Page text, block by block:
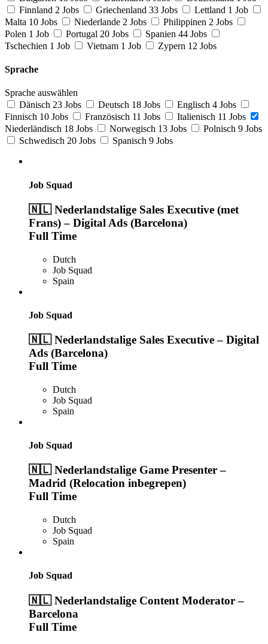
Finnland 2 Jobs Griechenland 33 Jobs Lettland 1 Job
Malta 10 Jobs Niederlande 2 Jobs Philippinen 2 Jobs
Polen 1 Job Portugal 20 Jobs Spanien 44 Jobs
Tschechien 1 Job Vietnam 1 Job Zypern 12 Jobs
Sprache
Sprache auswählen
Dänisch 23 Jobs Deutsch 18 Jobs Englisch 4 Jobs
Finnisch 10 Jobs Französisch 11 Jobs Italienisch 11 Jobs
Niederländisch 18 Jobs Norwegisch 13 Jobs Polnisch 9 Jobs
Schwedisch 20 Jobs Spanisch 9 Jobs
Job Squad
🇳🇱 Nederlandstalige Sales Executive (met
Frans) – Digital Ads (Barcelona)
Full Time
Dutch
Job Squad
Spain
Job Squad
🇳🇱 Nederlandstalige Sales Executive – Digital
Ads (Barcelona)
Full Time
Dutch
Job Squad
Spain
Job Squad
🇳🇱 Nederlandstalige Game Presenter –
Madrid (Relocation inbegrepen)
Full Time
Dutch
Job Squad
Spain
Job Squad
🇳🇱 Nederlandstalige Content Moderator –
Barcelona
Full Time